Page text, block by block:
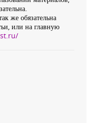
же обязательна
или на главную